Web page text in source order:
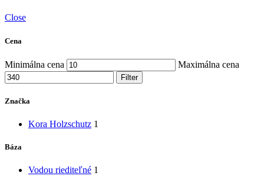
Close
Cena
Minimálna cena Maximálna cena
Filter
Značka
Kora Holzschutz 1
Báza
Vodou riediteľné 1